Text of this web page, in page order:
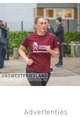
Advertenties